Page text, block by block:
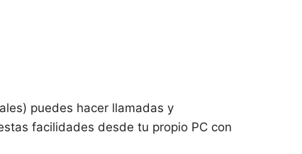
puedes hacer llamadas y
facilidades desde tu propio PC con